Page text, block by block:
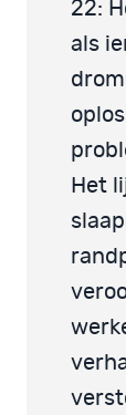
22:
als
Het